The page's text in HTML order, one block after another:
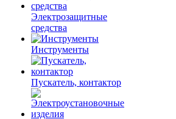
Электрозащитные
средства
Инструменты
Пускатель, контактор